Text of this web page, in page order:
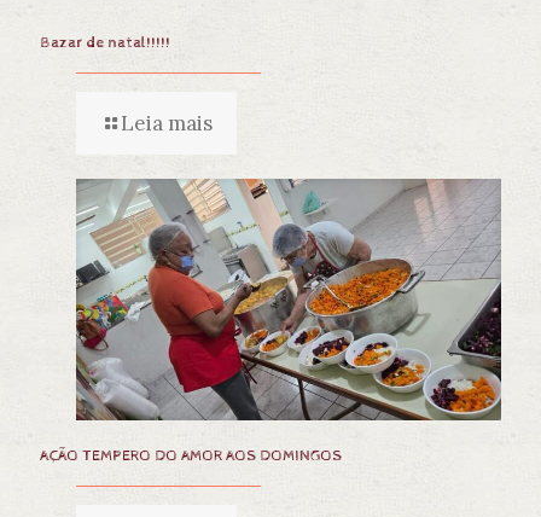
Bazar de natal!!!!!
Leia mais
AÇÃO TEMPERO DO AMOR AOS DOMINGOS